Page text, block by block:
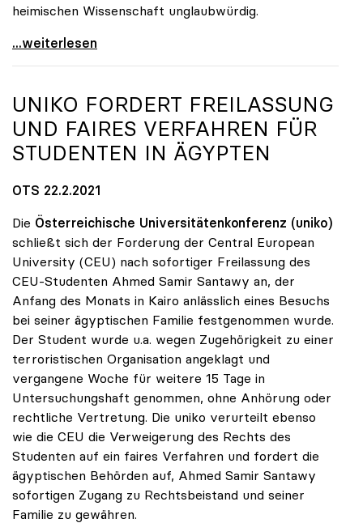
heimischen Wissenschaft unglaubwürdig.
uniko über Wegfall von Förderungen des
...weiterlesen
UNIKO FORDERT FREILASSUNG
UND FAIRES VERFAHREN FÜR
STUDENTEN IN ÄGYPTEN
OTS 22.2.2021
Die Österreichische Universitätenkonferenz (uniko)
schließt sich der Forderung der Central European
University (CEU) nach sofortiger Freilassung des
CEU-Studenten Ahmed Samir Santawy an, der
Anfang des Monats in Kairo anlässlich eines Besuchs
bei seiner ägyptischen Familie festgenommen wurde.
Der Student wurde u.a. wegen Zugehörigkeit zu einer
terroristischen Organisation angeklagt und
vergangene Woche für weitere 15 Tage in
Untersuchungshaft genommen, ohne Anhörung oder
rechtliche Vertretung. Die uniko verurteilt ebenso
wie die CEU die Verweigerung des Rechts des
Studenten auf ein faires Verfahren und fordert die
ägyptischen Behörden auf, Ahmed Samir Santawy
sofortigen Zugang zu Rechtsbeistand und seiner
Familie zu gewähren.